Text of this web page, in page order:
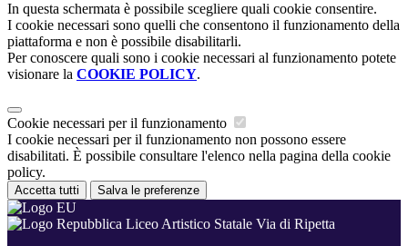
In questa schermata è possibile scegliere quali cookie consentire.
I cookie necessari sono quelli che consentono il funzionamento della
piattaforma e non è possibile disabilitarli.
Per conoscere quali sono i cookie necessari al funzionamento potete
visionare la COOKIE POLICY.
Cookie necessari per il funzionamento
I cookie necessari per il funzionamento non possono essere
disabilitati. È possibile consultare l'elenco nella pagina della cookie
policy.
Accetta tutti Salva le preferenze
Liceo Artistico Statale Via di Ripetta